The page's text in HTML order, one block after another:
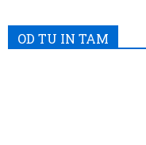
OD TU IN TAM